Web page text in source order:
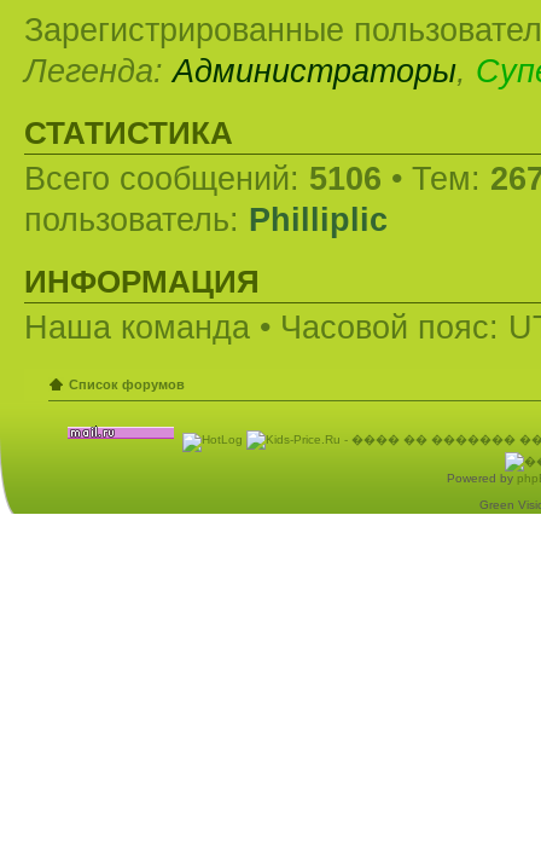
Зарегистрированные
Легенда:Администраторы,
СТАТИСТИКА
Всего сообщений: 5106 • Тем:
пользователь: Philliplic
ИНФОРМАЦИЯ
Наша команда • Часовой пояс:
Список форумов
Powered by
Green